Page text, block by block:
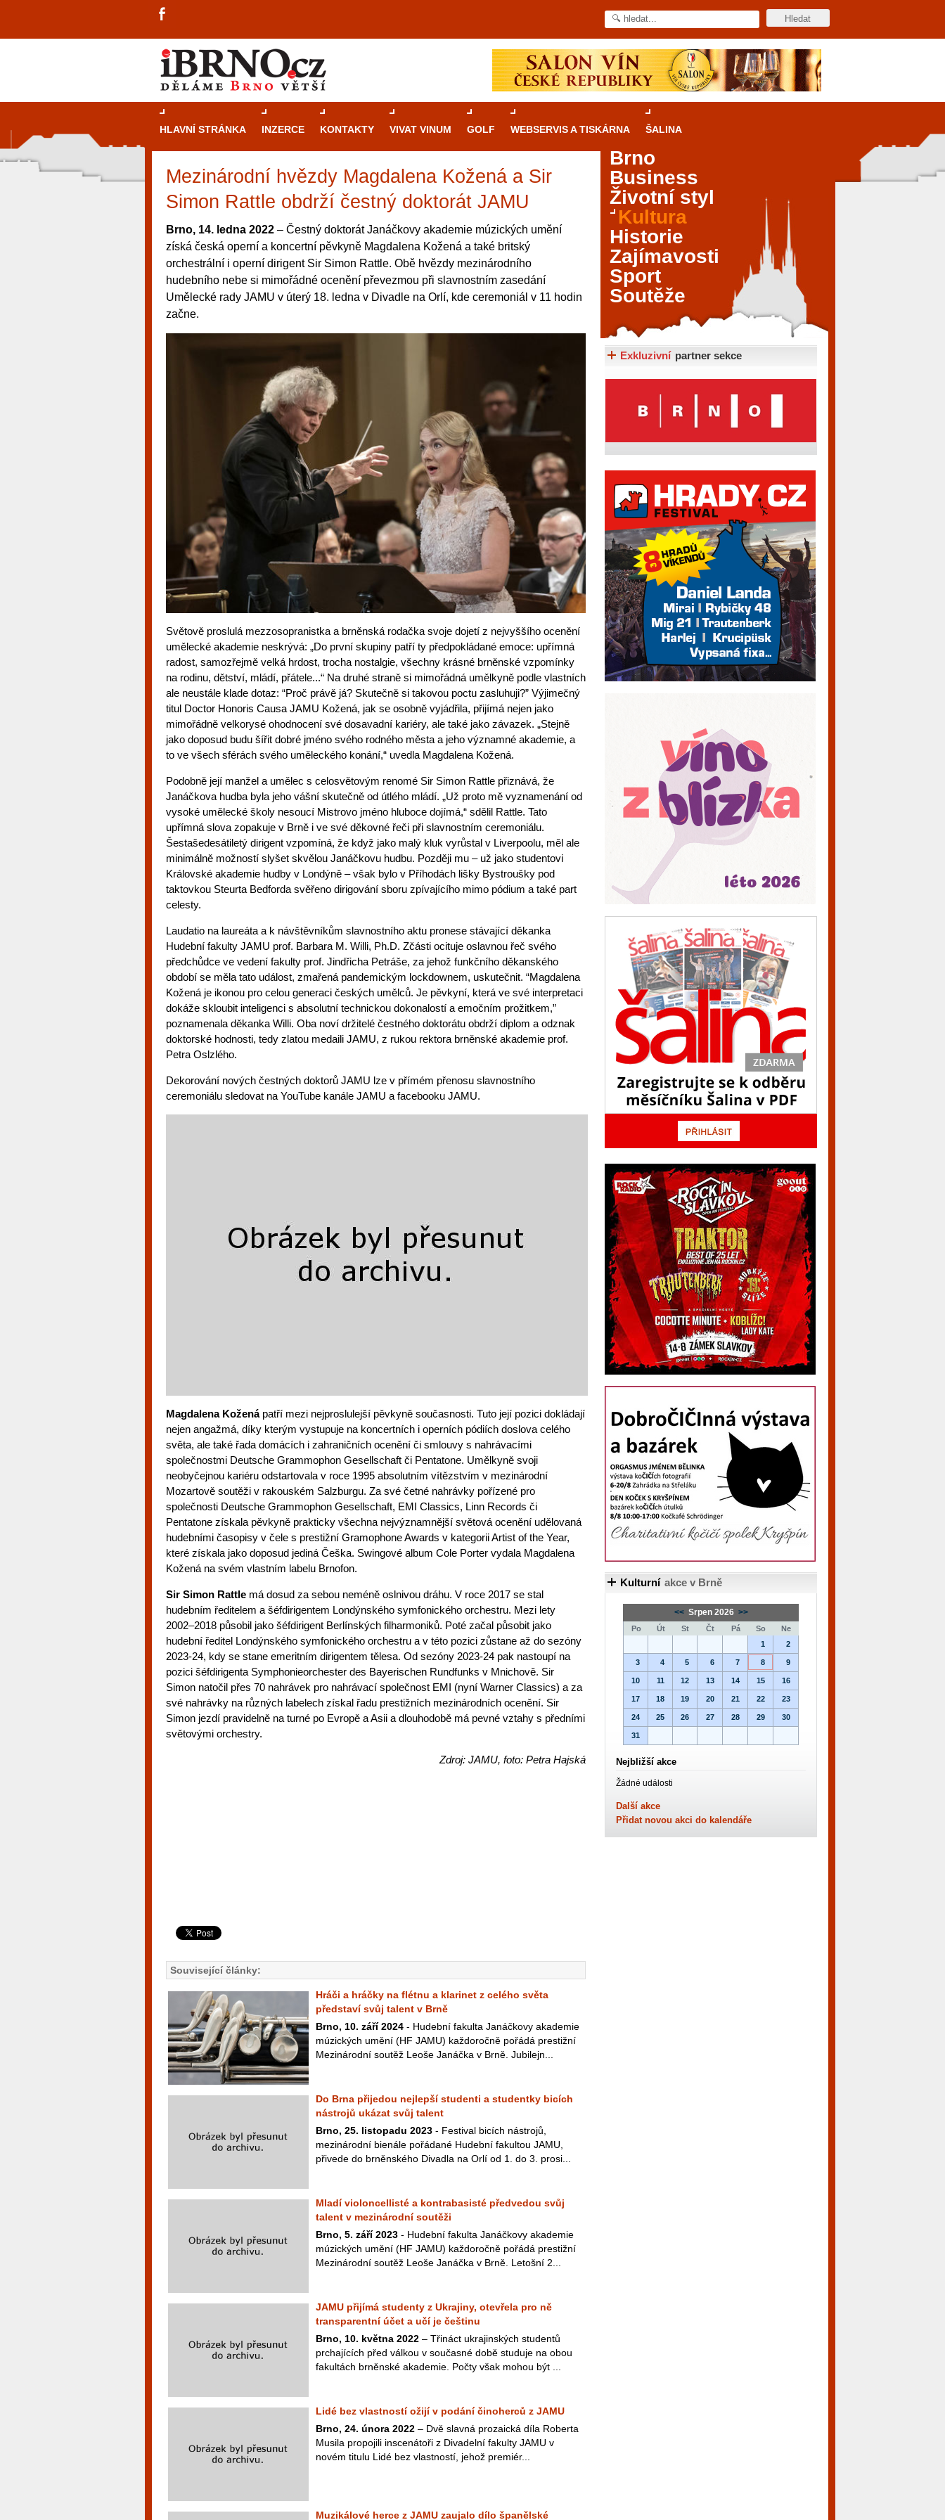
HLAVNÍ STRÁNKA INZERCE KONTAKTY VIVAT VINUM GOLF WEBSERVIS A TISKÁRNA ŠALINA
Mezinárodní hvězdy Magdalena Kožená a Sir
Simon Rattle obdrží čestný doktorát JAMU
Brno, 14. ledna 2022 – Čestný doktorát Janáčkovy akademie múzických umění
získá česká operní a koncertní pěvkyně Magdalena Kožená a také britský
orchestrální i operní dirigent Sir Simon Rattle. Obě hvězdy mezinárodního
hudebního nebe si mimořádné ocenění převezmou při slavnostním zasedání
Umělecké rady JAMU v úterý 18. ledna v Divadle na Orlí, kde ceremoniál v 11 hodin
začne.
Světově proslulá mezzosopranistka a brněnská rodačka svoje dojetí z nejvyššího ocenění
umělecké akademie neskrývá: „Do první skupiny patří ty předpokládané emoce: upřímná
radost, samozřejmě velká hrdost, trocha nostalgie, všechny krásné brněnské vzpomínky
na rodinu, dětství, mládí, přátele...“ Na druhé straně si mimořádná umělkyně podle vlastních
ale neustále klade dotaz: “Proč právě já? Skutečně si takovou poctu zasluhuji?” Výjimečný
titul Doctor Honoris Causa JAMU Kožená, jak se osobně vyjádřila, přijímá nejen jako
mimořádně velkorysé ohodnocení své dosavadní kariéry, ale také jako závazek. „Stejně
jako doposud budu šířit dobré jméno svého rodného města a jeho významné akademie, a
to ve všech sférách svého uměleckého konání,“ uvedla Magdalena Kožená.
Podobně její manžel a umělec s celosvětovým renomé Sir Simon Rattle přiznává, že
Janáčkova hudba byla jeho vášní skutečně od útlého mládí. „Už proto mě vyznamenání od
vysoké umělecké školy nesoucí Mistrovo jméno hluboce dojímá,“ sdělil Rattle. Tato
upřímná slova zopakuje v Brně i ve své děkovné řeči při slavnostním ceremoniálu.
Šestašedesátiletý dirigent vzpomíná, že když jako malý kluk vyrůstal v Liverpoolu, měl ale
minimálně možností slyšet skvělou Janáčkovu hudbu. Později mu – už jako studentovi
Královské akademie hudby v Londýně – však bylo v Příhodách lišky Bystroušky pod
taktovkou Steurta Bedforda svěřeno dirigování sboru zpívajícího mimo pódium a také part
celesty.
Laudatio na laureáta a k návštěvníkům slavnostního aktu pronese stávající děkanka
Hudební fakulty JAMU prof. Barbara M. Willi, Ph.D. Zčásti ocituje oslavnou řeč svého
předchůdce ve vedení fakulty prof. Jindřicha Petráše, za jehož funkčního děkanského
období se měla tato událost, zmařená pandemickým lockdownem, uskutečnit. “Magdalena
Kožená je ikonou pro celou generaci českých umělců. Je pěvkyní, která ve své interpretaci
dokáže skloubit inteligenci s absolutní technickou dokonalostí a emočním prožitkem,”
poznamenala děkanka Willi. Oba noví držitelé čestného doktorátu obdrží diplom a odznak
doktorské hodnosti, tedy zlatou medaili JAMU, z rukou rektora brněnské akademie prof.
Petra Oslzlého.
Dekorování nových čestných doktorů JAMU lze v přímém přenosu slavnostního
ceremoniálu sledovat na YouTube kanále JAMU a facebooku JAMU.
Magdalena Koženápatří mezi nejproslulejší pěvkyně současnosti. Tuto její pozici dokládají
nejen angažmá, díky kterým vystupuje na koncertních i operních pódiích doslova celého
světa, ale také řada domácích i zahraničních ocenění či smlouvy s nahrávacími
společnostmi Deutsche Grammophon Gesellschaft či Pentatone. Umělkyně svoji
neobyčejnou kariéru odstartovala v roce 1995 absolutním vítězstvím v mezinárodní
Mozartově soutěži v rakouském Salzburgu. Za své četné nahrávky pořízené pro
společnosti Deutsche Grammophon Gesellschaft, EMI Classics, Linn Records či
Pentatone získala pěvkyně prakticky všechna nejvýznamnější světová ocenění udělovaná
hudebními časopisy v čele s prestižní Gramophone Awards v kategorii Artist of the Year,
které získala jako doposud jediná Češka. Swingové album Cole Porter vydala Magdalena
Kožená na svém vlastním labelu Brnofon.
Sir Simon Rattle má dosud za sebou neméně oslnivou dráhu. V roce 2017 se stal
hudebním ředitelem a šéfdirigentem Londýnského symfonického orchestru. Mezi lety
2002–2018 působil jako šéfdirigent Berlínských filharmoniků. Poté začal působit jako
hudební ředitel Londýnského symfonického orchestru a v této pozici zůstane až do sezóny
2023-24, kdy se stane emeritním dirigentem tělesa. Od sezóny 2023-24 pak nastoupí na
pozici šéfdirigenta Symphonieorchester des Bayerischen Rundfunks v Mnichově. Sir
Simon natočil přes 70 nahrávek pro nahrávací společnost EMI (nyní Warner Classics) a za
své nahrávky na různých labelech získal řadu prestižních mezinárodních ocenění. Sir
Simon jezdí pravidelně na turné po Evropě a Asii a dlouhodobě má pevné vztahy s předními
světovými orchestry.
Zdroj: JAMU, foto: Petra Hajská
Související články:
Hráči a hráčky na flétnu a klarinet z celého světa
představí svůj talent v Brně
Brno, 10. září 2024 - Hudební fakulta Janáčkovy akademie
múzických umění (HF JAMU) každoročně pořádá prestižní
Mezinárodní soutěž Leoše Janáčka v Brně. Jubilejn...
Do Brna přijedou nejlepší studenti a studentky bicích
nástrojů ukázat svůj talent
Brno, 25. listopadu 2023 - Festival bicích nástrojů,
mezinárodní bienále pořádané Hudební fakultou JAMU,
přivede do brněnského Divadla na Orlí od 1. do 3. prosi...
Mladí violoncellisté a kontrabasisté předvedou svůj
talent v mezinárodní soutěži
Brno, 5. září 2023 - Hudební fakulta Janáčkovy akademie
múzických umění (HF JAMU) každoročně pořádá prestižní
Mezinárodní soutěž Leoše Janáčka v Brně. Letošní 2...
JAMU přijímá studenty z Ukrajiny, otevřela pro ně
transparentní účet a učí je češtinu
Brno, 10. května 2022 – Třináct ukrajinských studentů
prchajících před válkou v současné době studuje na obou
fakultách brněnské akademie. Počty však mohou být ...
Lidé bez vlastností ožijí v podání činoherců z JAMU
Brno, 24. února 2022 – Dvě slavná prozaická díla Roberta
Musila propojili inscenátoři z Divadelní fakulty JAMU v
novém titulu Lidé bez vlastností, jehož premiér...
Muzikálové herce z JAMU zaujalo dílo španělské
Průvodce kasinovými hrami v Brně: Od
rulety po video automaty
Brno je městem známým pro zajímavé památky, skvělé
restaurace, divadla a univerzity. Mimo jiné je ale také
místem, kde si můžete legálně a bezpečně vyzkoušet
různé kasinové hry. V neustále kvetoucí moravské
metropoli naleznete širokou nabídku her od klasické
rulety až po moderní automaty jak pro pravidelné
návštěvníky, tak pro příležitostné hráče. V...
Brno
Business
Životní styl
Kultura
Historie
Zajímavosti
Sport
Soutěže
Exkluzivní partner sekce
Kulturní akce v Brně
<< Srpen 2026 >>
Po Út St Čt Pá So
Ne
1
2
3 4 5 6 7 8 9
10 11 12 13 14 15 16
17 18 19 20 21 22 23
24 25 26 27 28 29 30
31
Nejbližší akce
Žádné události
Další akce
Přidat novou akci do kalendáře